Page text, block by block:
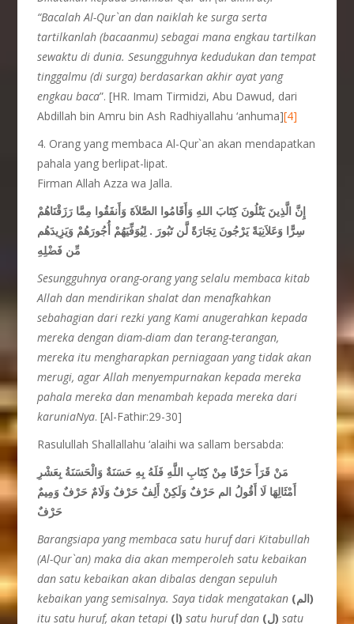
“Bacalah Al-Qur`an dan naiklah ke surga serta
tartilkanlah (bacaanmu) sebagai mana engkau tartilkan
sewaktu di dunia. Sesungguhnya kedudukan dan tempat
tinggalmu (di surga) berdasarkan akhir ayat yang
engkau baca”. [HR. Imam Tirmidzi, Abu Dawud, dari
Abdillah bin Amru bin Ash Radhiyallahu ‘anhuma][4]
4. Orang yang membaca Al-Qur`an akan mendapatkan
pahala yang berlipat-lipat.
Firman Allah Azza wa Jalla.
إِنَّ الَّذِينَ يَتْلُونَ كِتَابَ اللهِ وَأَقَامُوا الصَّلاَةَ وَأَنفَقُوا مِمَّا رَزَقْنَاهُمْ
سِرًّا وَعَلاَنِيَةً يَرْجُونَ تِجَارَةً لَّن تَبُورَ . لِيُوَفِّيَهُمْ أُجُورَهُمْ وَيَزِيدَهُم
مِّن فَضْلِهِ
Sesungguhnya orang-orang yang selalu membaca kitab
Allah dan mendirikan shalat dan menafkahkan
sebahagian dari rezki yang Kami anugerahkan kepada
mereka dengan diam-diam dan terang-terangan,
mereka itu mengharapkan perniagaan yang tidak akan
merugi, agar Allah menyempurnakan kepada mereka
pahala mereka dan menambah kepada mereka dari
karuniaNya. [Al-Fathir:29-30]
Rasulullah Shallallahu ‘alaihi wa sallam bersabda:
مَنْ قَرَأَ حَرْفًا مِنْ كِتَابِ اللَّهِ فَلَهُ بِهِ حَسَنَةٌ وَالْحَسَنَةُ بِعَشْرِ
أَمْثَالِهَا لَا أَقُولُ الم حَرْفٌ وَلَكِنْ أَلِفٌ حَرْفٌ وَلَامٌ حَرْفٌ وَمِيمٌ
حَرْفٌ
Barangsiapa yang membaca satu huruf dari Kitabullah
(Al-Qur`an) maka dia akan memperoleh satu kebaikan
dan satu kebaikan akan dibalas dengan sepuluh
kebaikan yang semisalnya. Saya tidak mengatakan
(الم)
itu satu huruf, akan tetapi
(ا) satu huruf dan (ل) satu